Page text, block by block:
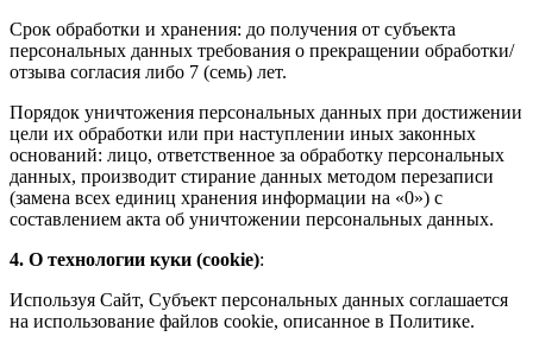
Срок обработки и хранения: до получения от субъекта
персональных данных требования о прекращении обработки/
отзыва согласия либо 7 (семь) лет.
Порядок уничтожения персональных данных при достижении
цели их обработки или при наступлении иных законных
оснований: лицо, ответственное за обработку персональных
данных, производит стирание данных методом перезаписи
(замена всех единиц хранения информации на «0») с
составлением акта об уничтожении персональных данных.
4. О технологии куки (cookie):
Используя Сайт, Субъект персональных данных соглашается
на использование файлов cookie, описанное в Политике.